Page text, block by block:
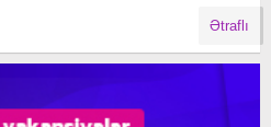
Ətraflı